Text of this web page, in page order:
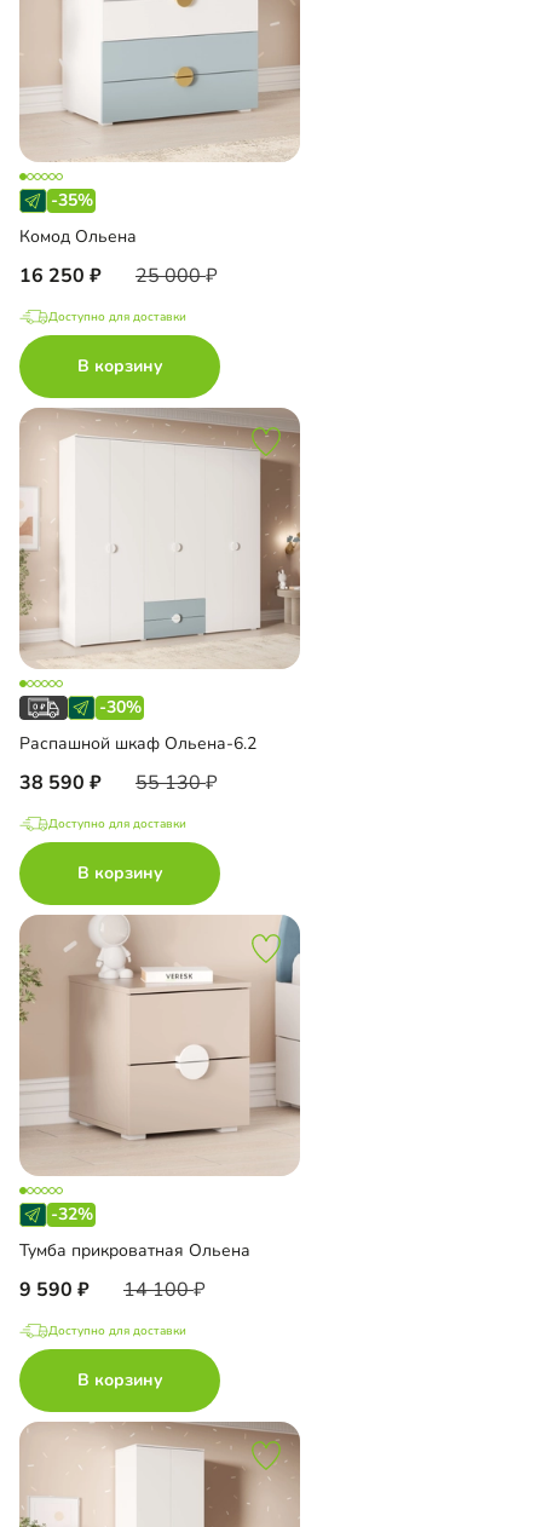
-35%
Комод Ольена
16 250 25 000
Доступно для доставки
В корзину
-30%
Распашной шкаф Ольена-6.2
38 590 55 130
Доступно для доставки
В корзину
-32%
Тумба прикроватная Ольена
9 590 14 100
Доступно для доставки
В корзину